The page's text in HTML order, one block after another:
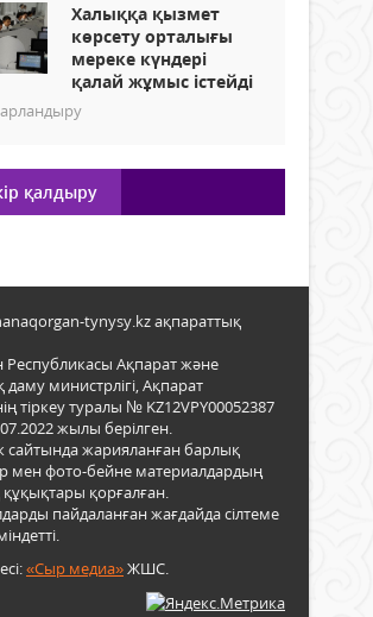
Халыққа қызмет
көрсету орталығы
мереке күндері
қалай жұмыс істейді
қалдыру
tynysy.kz ақпараттық
Республикасы Ақпарат және
министрлігі, Ақпарат
тіркеу туралы № KZ12VPY00052387
жылы берілген.
сайтында жарияланған барлық
мен фото-бейне материалдардың
қорғалған.
пайдаланған жағдайда сілтеме
«Сыр медиа»ЖШС.